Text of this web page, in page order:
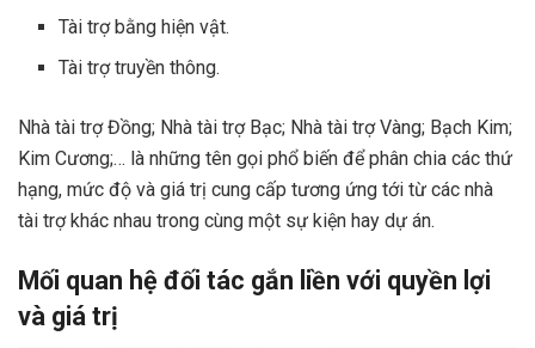
Tài trợ bằng hiện vật.
Tài trợ truyền thông.
Nhà tài trợ Đồng; Nhà tài trợ Bạc; Nhà tài trợ Vàng; Bạch Kim;
Kim Cương;… là những tên gọi phổ biến để phân chia các thứ
hạng, mức độ và giá trị cung cấp tương ứng tới từ các nhà
tài trợ khác nhau trong cùng một sự kiện hay dự án.
Mối quan hệ đối tác gắn liền với quyền lợi
và giá trị